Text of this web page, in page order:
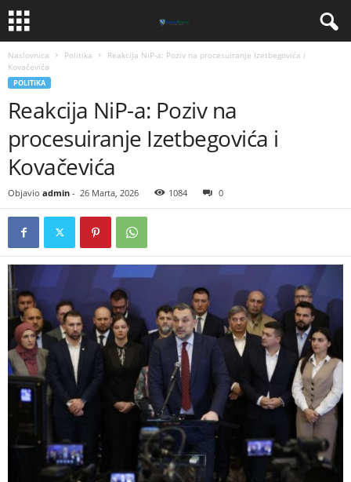
Naslovnica Politika
​Reakcija NiP-a: Poziv na procesuiranje Izetbegovića i
Kovačevića
POLITIKA
​Reakcija NiP-a: Poziv na
procesuiranje Izetbegovića i
Kovačevića
Objavio admin - 26 Marta, 2026 1084 0